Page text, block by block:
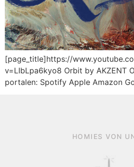
[page_title]https://
v=LIbLpa6kyo8 Orbit by AKZENT
portalen: Spotify Apple Amazon
HOMIES VON